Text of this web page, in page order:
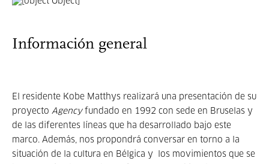
Información general
El residente Kobe Matthys realizará una presentación de su
proyecto Agency fundado en 1992 con sede en Bruselas y
de las diferentes líneas que ha desarrollado bajo este
marco. Además, nos propondrá conversar en torno a la
situación de la cultura en Bélgica y los movimientos que se